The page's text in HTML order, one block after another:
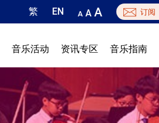
繁 EN A A A
音乐活动 资讯专区 音乐指南